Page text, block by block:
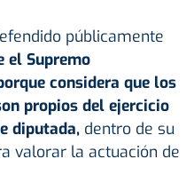
públicamente
el Supremo
considera que los
propios del ejercicio
diputada, dentro de su
valorar la actuación de